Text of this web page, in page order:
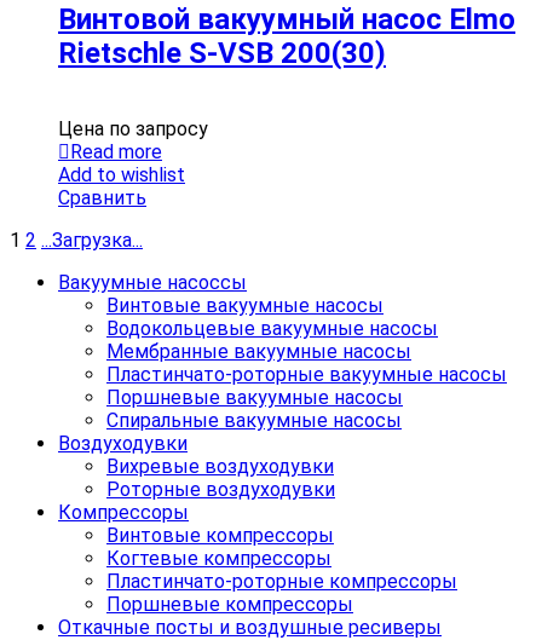
Винтовой вакуумный насос Elmo
Rietschle S-VSB 200(30)
Цена по запросу
Read more
Add to wishlist
Сравнить
1 2 ...Загрузка...
Вакуумные насоссы
Винтовые вакуумные насосы
Водокольцевые вакуумные насосы
Мембранные вакуумные насосы
Пластинчато-роторные вакуумные насосы
Поршневые вакуумные насосы
Спиральные вакуумные насосы
Воздуходувки
Вихревые воздуходувки
Роторные воздуходувки
Компрессоры
Винтовые компрессоры
Когтевые компрессоры
Пластинчато-роторные компрессоры
Поршневые компрессоры
Откачные посты и воздушные ресиверы